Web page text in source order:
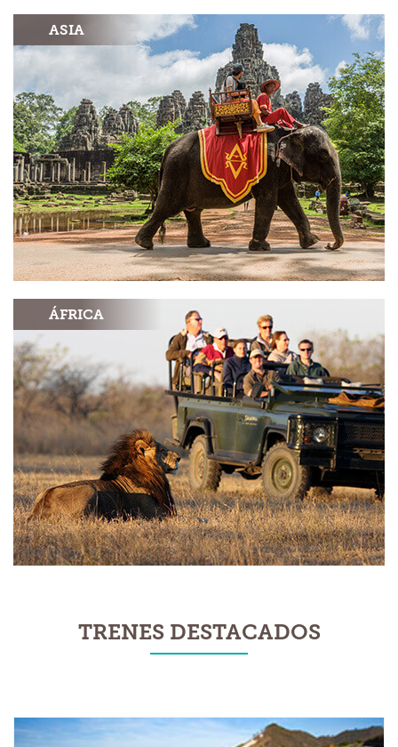
ASIA
ÁFRICA
TRENES DESTACADOS